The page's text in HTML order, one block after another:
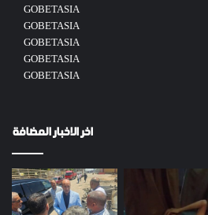
GOBETASIA
GOBETASIA
GOBETASIA
GOBETASIA
GOBETASIA
اخر الاخبار المضافة